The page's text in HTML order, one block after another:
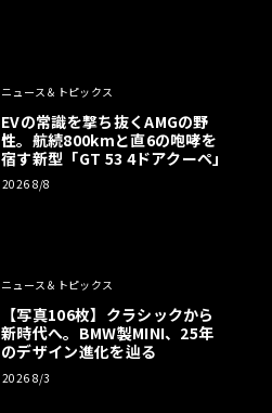
ニュース＆トピックス
EVの常識を撃ち抜くAMGの野
性。航続800kmと直6の咆哮を
宿す新型「GT 53 4ドアクーペ」
2026 8/8
ニュース＆トピックス
【写真106枚】クラシックから
新時代へ。BMW製MINI、25年
のデザイン進化を辿る
2026 8/3